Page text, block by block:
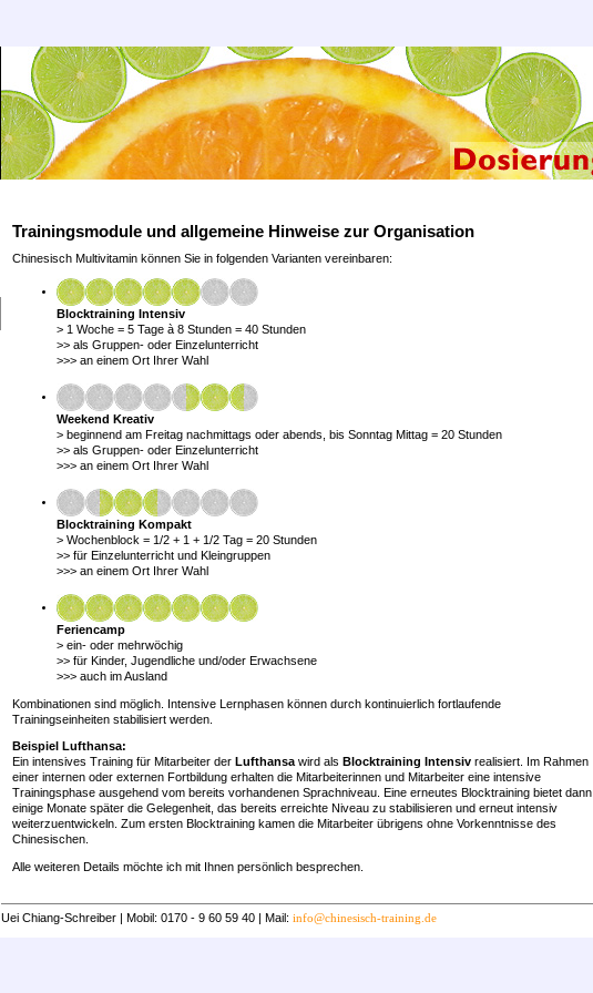
Trainingsmodule und allgemeine Hinweise zur Organisation
Chinesisch Multivitamin können Sie in folgenden Varianten vereinbaren:
Blocktraining Intensiv
> 1 Woche = 5 Tage à 8 Stunden = 40 Stunden
>> als Gruppen- oder Einzelunterricht
>>> an einem Ort Ihrer Wahl
Weekend Kreativ
> beginnend am Freitag nachmittags oder abends, bis Sonntag Mittag = 20 Stunden
>> als Gruppen- oder Einzelunterricht
>>> an einem Ort Ihrer Wahl
Blocktraining Kompakt
> Wochenblock = 1/2 + 1 + 1/2 Tag = 20 Stunden
>> für Einzelunterricht und Kleingruppen
>>> an einem Ort Ihrer Wahl
Feriencamp
> ein- oder mehrwöchig
>> für Kinder, Jugendliche und/oder Erwachsene
>>> auch im Ausland
Kombinationen sind möglich. Intensive Lernphasen können durch kontinuierlich fortlaufende
Trainingseinheiten stabilisiert werden.
Beispiel Lufthansa:
Ein intensives Training für Mitarbeiter der Lufthansa wird als Blocktraining Intensiv realisiert. Im Rahmen
einer internen oder externen Fortbildung erhalten die Mitarbeiterinnen und Mitarbeiter eine intensive
Trainingsphase ausgehend vom bereits vorhandenen Sprachniveau. Eine erneutes Blocktraining bietet dann
einige Monate später die Gelegenheit, das bereits erreichte Niveau zu stabilisieren und erneut intensiv
weiterzuentwickeln. Zum ersten Blocktraining kamen die Mitarbeiter übrigens ohne Vorkenntnisse des
Chinesischen.
Alle weiteren Details möchte ich mit Ihnen persönlich besprechen.
Uei Chiang-Schreiber | Mobil: 0170 - 9 60 59 40 | Mail: info@chinesisch-training.de